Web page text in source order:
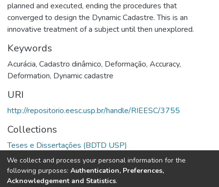
planned and executed, ending the procedures that
converged to design the Dynamic Cadastre. This is an
innovative treatment of a subject until then unexplored.
Keywords
Acurácia, Cadastro dinâmico, Deformação, Accuracy,
Deformation, Dynamic cadastre
URI
http://repositorio.eesc.usp.br/handle/RIEESC/3755
Collections
Teses e Dissertações (BDTD USP)
Full item page
We collect and process your personal information for the
following purposes: Authentication, Preferences,
Acknowledgement and Statistics.